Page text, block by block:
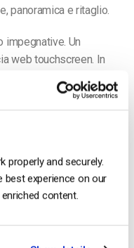
properly and securely.
best experience on our
content.
panoramica e ritaglio.
impegnative. Un
web touchscreen. In
doversi sedere
modifiche al live
breve ritardo tra la
anche la registrazione
e l’uscita su monitor